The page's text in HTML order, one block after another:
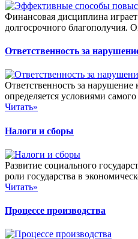
Финансовая дисциплина
долгосрочного благополучия.
Ответственность за
Ответственность за нарушение
определяется условиями
Читать»
Налоги и сборы
Развитие социального
роли государства в
Читать»
Процессе производства